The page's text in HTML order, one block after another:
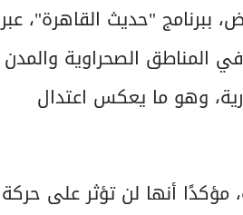
ببرنامج "حديث القاهرة"، عبر
المناطق الصحراوية والمدن
وهو ما يعكس اعتدال
أنها لن تؤثر على حركة